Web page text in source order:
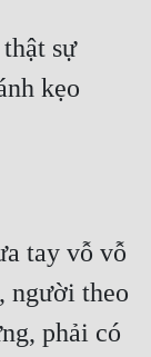
sự
kẹo
tay vỗ vỗ
người theo
phải có